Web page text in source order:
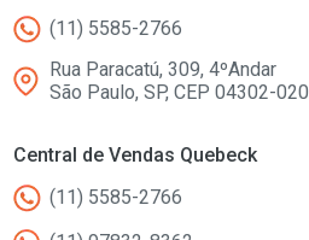
(11) 5585-2766
Rua Paracatú, 309, 4ºAndar
São Paulo, SP, CEP 04302-020
Central de Vendas Quebeck
(11) 5585-2766